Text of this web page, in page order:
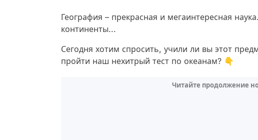
География – прекрасная и мегаинтересная
континенты...
Сегодня хотим спросить, учили ли вы этот
пройти наш нехитрый тест по океанам? 👇
Читайте продолжение